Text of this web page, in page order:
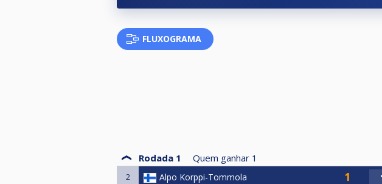
FLUXOGRAMA
Rodada 1 Quem ganhar 1
2 Alpo Korppi-Tommola